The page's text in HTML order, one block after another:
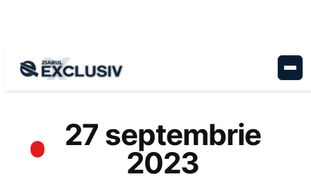
27 septembrie
2023